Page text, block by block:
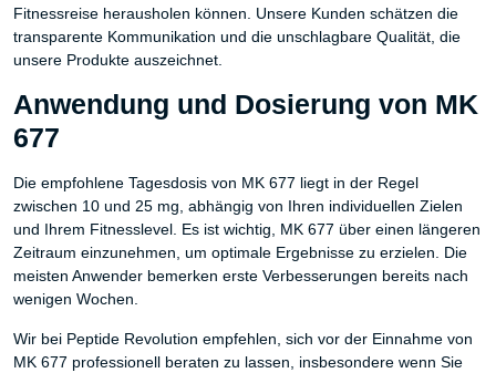
Fitnessreise herausholen können. Unsere Kunden schätzen die
transparente Kommunikation und die unschlagbare Qualität, die
unsere Produkte auszeichnet.
Anwendung und Dosierung von MK
677
Die empfohlene Tagesdosis von MK 677 liegt in der Regel
zwischen 10 und 25 mg, abhängig von Ihren individuellen Zielen
und Ihrem Fitnesslevel. Es ist wichtig, MK 677 über einen längeren
Zeitraum einzunehmen, um optimale Ergebnisse zu erzielen. Die
meisten Anwender bemerken erste Verbesserungen bereits nach
wenigen Wochen.
Wir bei Peptide Revolution empfehlen, sich vor der Einnahme von
MK 677 professionell beraten zu lassen, insbesondere wenn Sie